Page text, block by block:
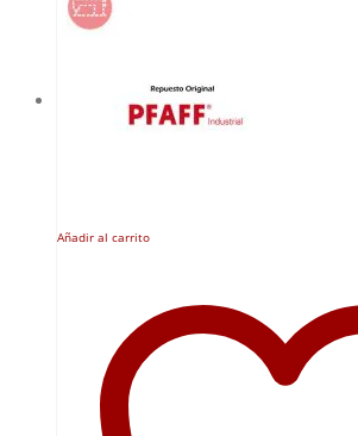
Añadir al carrito